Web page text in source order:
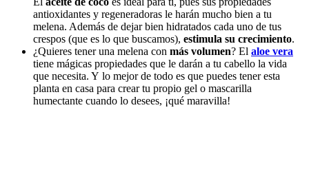
antioxidantes y regeneradoras le harán mucho bien a tu
melena. Además de dejar bien hidratados cada uno de tus
crespos (que es lo que buscamos), estimula su crecimiento.
¿Quieres tener una melena con más volumen? El aloe vera
tiene mágicas propiedades que le darán a tu cabello la vida
que necesita. Y lo mejor de todo es que puedes tener esta
planta en casa para crear tu propio gel o mascarilla
humectante cuando lo desees, ¡qué maravilla!